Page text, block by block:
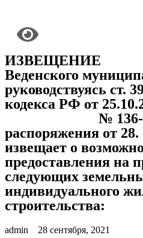
ИЗВЕЩЕНИЕ
Веденского
руководствуясь ст.
кодекса РФ от
№ 136-ФЗ,
распоряжения от
извещает о
предоставления на
следующих
индивидуального
строительства:
admin
28 сентября, 2021